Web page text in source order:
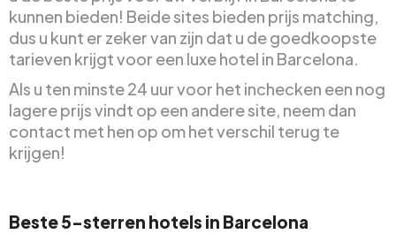
kunnen bieden! Beide sites bieden prijs matching,
dus u kunt er zeker van zijn dat u de goedkoopste
tarieven krijgt voor een luxe hotel in Barcelona.
Als u ten minste 24 uur voor het inchecken een nog
lagere prijs vindt op een andere site, neem dan
contact met hen op om het verschil terug te
krijgen!
Beste 5-sterren hotels in Barcelona